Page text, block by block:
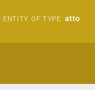
ENTITY OF TYPE: atto